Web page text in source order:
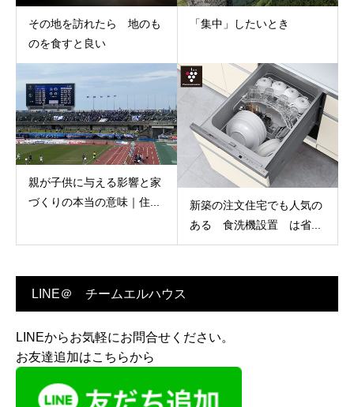
その地を訪れたら 地のも
のを食すと良い
「集中」したいとき
親が子供に与える影響と家
づくりの本当の意味｜住...
新築の注文住宅でも人気の
ある 食洗機設置 は省...
LINE＠ チームエルハウス
LINEからお気軽にお問合せください。
お友達追加はこちらから